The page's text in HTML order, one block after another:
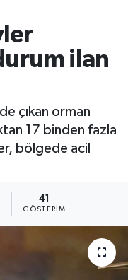
ilan
çıkan orman
17 binden fazla
bölgede acil
41
GÖSTERIM